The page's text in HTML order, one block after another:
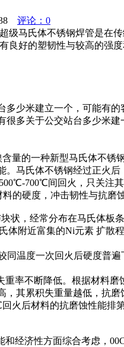
评论：0
氏体不锈钢焊管是在传
好的塑韧性与较高的强
少米建立一个，可能有
关于公交站台多少米建
量的一种新型马氏体不
马氏体不锈钢经过正火
700℃间回火，只关注
的硬度，冲击韧性与抗磨
，经常分布在马氏体板
附近富集的Ni元素 扩散
温度一次回火后硬度普
率不断降低。根据材料
其累积失重量越低，抗
后材料的抗磨蚀性能排
经济性方面综合考虑，